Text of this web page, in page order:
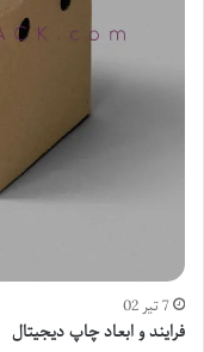
7 تیر 02
فرایند و ابعاد چاپ دیجیتال